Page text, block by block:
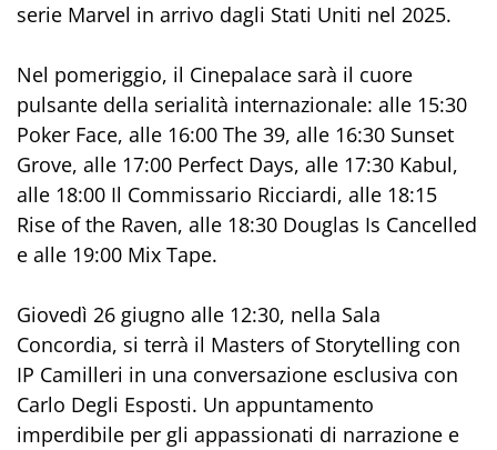
serie Marvel in arrivo dagli Stati Uniti nel 2025.
Nel pomeriggio, il Cinepalace sarà il cuore
pulsante della serialità internazionale: alle 15:30
Poker Face, alle 16:00 The 39, alle 16:30 Sunset
Grove, alle 17:00 Perfect Days, alle 17:30 Kabul,
alle 18:00 Il Commissario Ricciardi, alle 18:15
Rise of the Raven, alle 18:30 Douglas Is Cancelled
e alle 19:00 Mix Tape.
Giovedì 26 giugno alle 12:30, nella Sala
Concordia, si terrà il Masters of Storytelling con
IP Camilleri in una conversazione esclusiva con
Carlo Degli Esposti. Un appuntamento
imperdibile per gli appassionati di narrazione e